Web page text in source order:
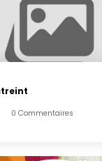
0 Commentaires